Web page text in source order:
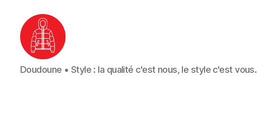
Doudoune
•
Doudoune • Style : la qualité c'est nous, le style c'est vous.